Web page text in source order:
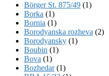
Börger St. 875/49 (1)
Borka (1)
Bornia (1)
Borodyanska rozheva (2)
Borodyansky (1)
Boubin (1)
Bova (1)
Bozhedar(1)